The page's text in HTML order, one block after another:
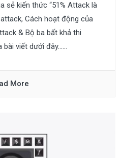
sẻ kiến thức “51% Attack là
Cách hoạt động của
& Bộ ba bất khả thi
viết dưới đây......
More